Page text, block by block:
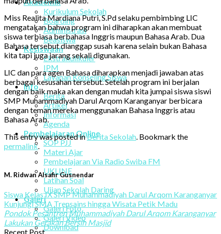
Kurikulum Sekolah
Boarding
Administrasi
Beasiswa
Kesiswaan
Ekstrakulikuler
IPM
Layanan Konseling Siswa
Info
Berita
Artikel
Informasi
Agenda
Pembelajaran Online
SOP PJJ
Materi Ajar
Pembelajaran Via Radio Swiba FM
UKLINE
Latihan Soal
Ujian Sekolah Daring
Galeri
Galeri Foto
Galeri Video
Download
Miss Realita Mardiana Putri, S.Pd selaku pembimbing LIC
mengatakan bahwa program ini diharapkan akan membuat
siswa terbiasa berbahasa Inggris maupun Bahasa Arab. Dua
Bahasa tersebut dianggap susah karena selain bukan Bahasa
kita tapi juga jarang sekali digunakan.
LIC dan para agen Bahasa diharapkan menjadi jawaban atas
berbagai kesusahan tersebut. Setelah program ini berjalan
dengan baik maka akan dengan mudah kita jumpai siswa siswi
SMP Muhammadiyah Darul Arqom Karanganyar berbicara
dengan teman mereka menggunakan Bahasa Inggris atau
Bahasa Arab.
This entry was posted inBerita Sekolah. Bookmark the
permalink.
M. Ridwan Alsafir Gusnendar
Siswa Kelas IX SMP Muhammadiyah Darul Arqom Karanganyar
Kunjungi SMA Trensains hingga Wisata Petik Madu
Pondok Pesantren Muhammadiyah Darul Arqom Karanganyar
Lakukan Gerakan Bersih Masjid
Recent Post